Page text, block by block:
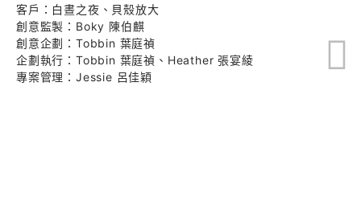
客戶：白晝之夜、貝殼放大
創意監製：Boky 陳伯麒
創意企劃：Tobbin 葉庭禎
企劃執行：Tobbin 葉庭禎、Heather 張宴綾
專案管理：Jessie 呂佳穎